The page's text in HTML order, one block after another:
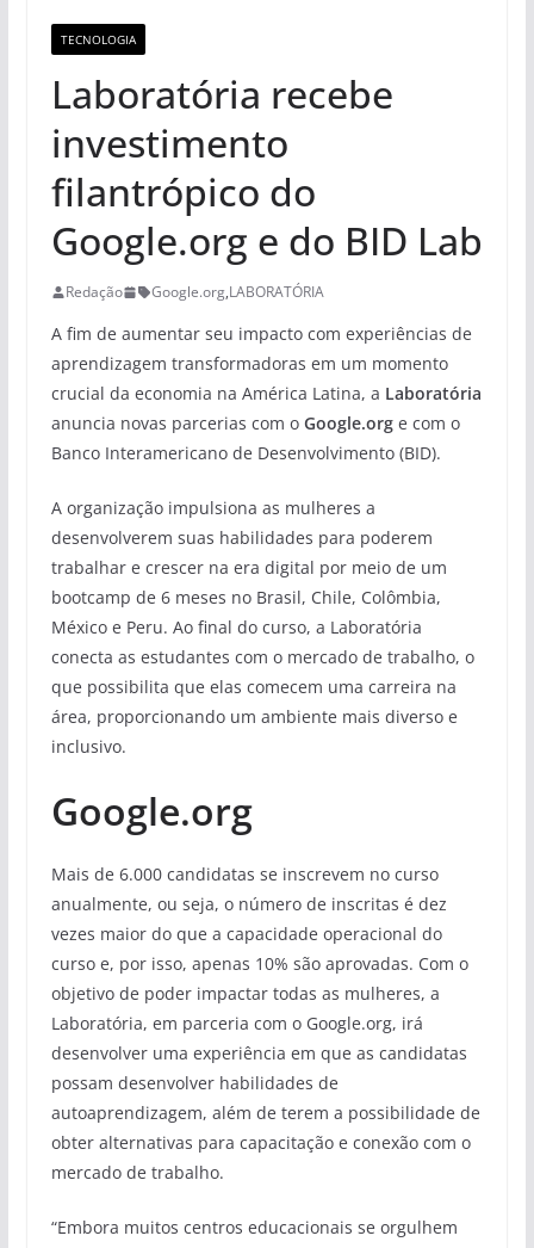
TECNOLOGIA
Laboratória recebe
investimento
filantrópico do
Google.org e do BID Lab
Redação Google.org,LABORATÓRIA
A fim de aumentar seu impacto com experiências de
aprendizagem transformadoras em um momento
crucial da economia na América Latina, a Laboratória
anuncia novas parcerias com o Google.org e com o
Banco Interamericano de Desenvolvimento (BID).
A organização impulsiona as mulheres a
desenvolverem suas habilidades para poderem
trabalhar e crescer na era digital por meio de um
bootcamp de 6 meses no Brasil, Chile, Colômbia,
México e Peru. Ao final do curso, a Laboratória
conecta as estudantes com o mercado de trabalho, o
que possibilita que elas comecem uma carreira na
área, proporcionando um ambiente mais diverso e
inclusivo.
Google.org
Mais de 6.000 candidatas se inscrevem no curso
anualmente, ou seja, o número de inscritas é dez
vezes maior do que a capacidade operacional do
curso e, por isso, apenas 10% são aprovadas. Com o
objetivo de poder impactar todas as mulheres, a
Laboratória, em parceria com o Google.org, irá
desenvolver uma experiência em que as candidatas
possam desenvolver habilidades de
autoaprendizagem, além de terem a possibilidade de
obter alternativas para capacitação e conexão com o
mercado de trabalho.
“Embora muitos centros educacionais se orgulhem